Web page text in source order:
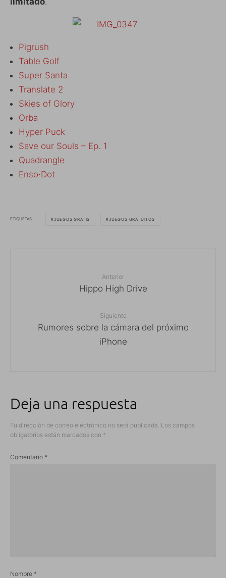
Pigrush
Table Golf
Super Santa
Translate 2
Skies of Glory
Orba
Hyper Puck
Save our Souls – Ep. 1
Quadrangle
Enso·Dot
ETIQUETAS JUEGOS GRATIS JUEGOS GRATUITOS
Anterior
Hippo High Drive
Siguiente
Rumores sobre la cámara del próximo
iPhone
Deja una respuesta
Tu dirección de correo electrónico no será publicada. Los campos
obligatorios están marcados con *
Comentario *
Nombre *